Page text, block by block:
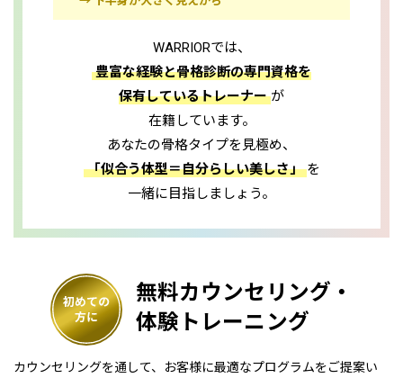
WARRIORでは、
豊富な経験と骨格診断の専門資格を
保有しているトレーナー が
在籍しています。
あなたの骨格タイプを見極め、
「似合う体型＝自分らしい美しさ」 を
一緒に目指しましょう。
無料カウンセリング・
体験トレーニング
カウンセリングを通して、お客様に最適なプログラムをご提案い